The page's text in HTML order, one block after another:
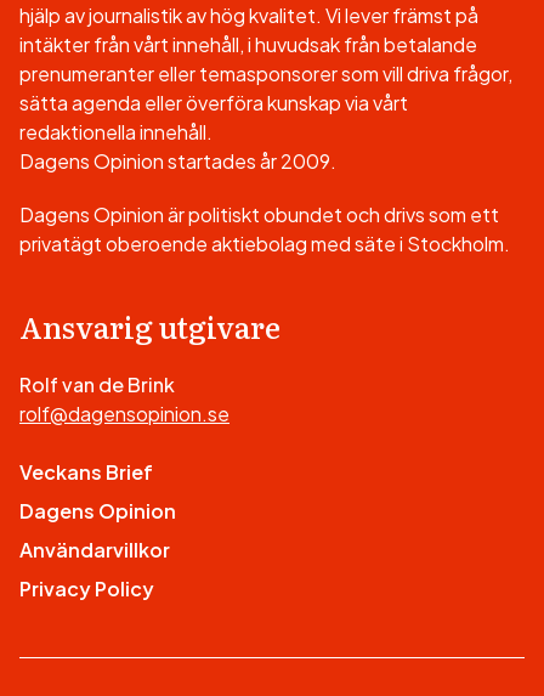
hjälp av journalistik av hög kvalitet. Vi lever främst på
intäkter från vårt innehåll, i huvudsak från betalande
prenumeranter eller temasponsorer som vill driva frågor,
sätta agenda eller överföra kunskap via vårt
redaktionella innehåll.
Dagens Opinion startades år 2009.
Dagens Opinion är politiskt obundet och drivs som ett
privatägt oberoende aktiebolag med säte i Stockholm.
Ansvarig utgivare
Rolf van de Brink
rolf@dagensopinion.se
Veckans Brief
Dagens Opinion
Användarvillkor
Privacy Policy